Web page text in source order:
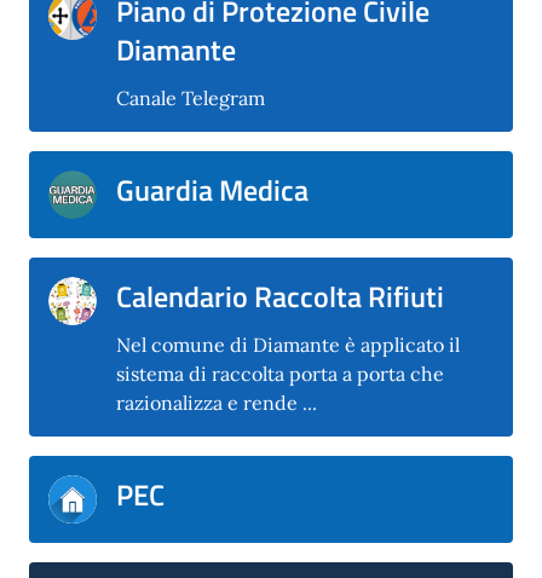
Piano di Protezione Civile
Diamante
Canale Telegram
Guardia Medica
Calendario Raccolta Rifiuti
Nel comune di Diamante è applicato il
sistema di raccolta porta a porta che
razionalizza e rende ...
PEC